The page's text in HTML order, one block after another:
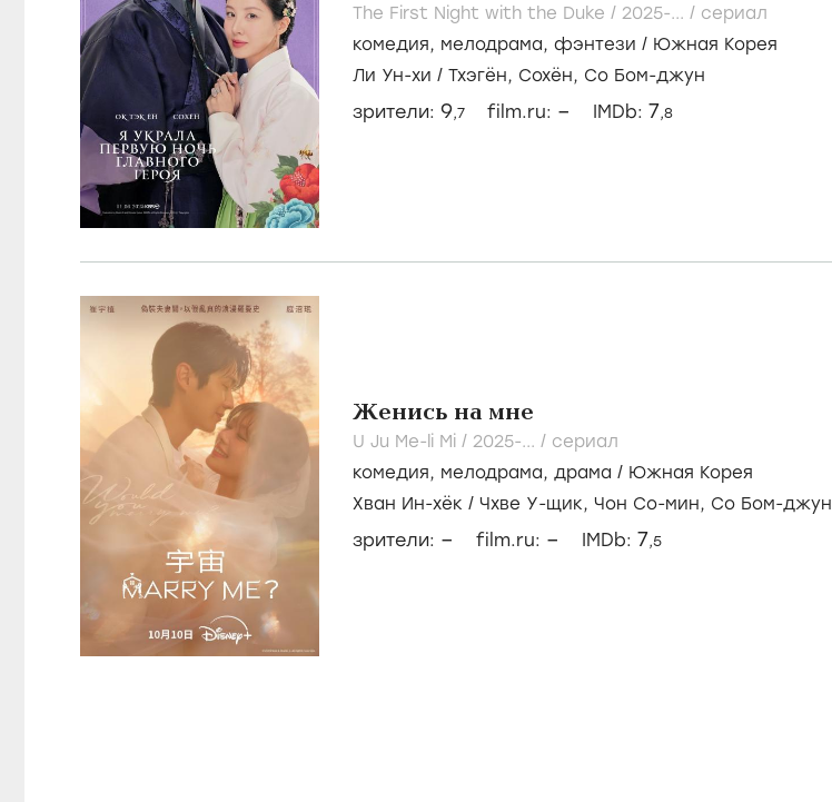
The First Night with the Duke / 2025-... / сериал
комедия, мелодрама, фэнтези / Южная Корея
Ли Ун-хи / Тхэгён, Сохён, Со Бом-джун
зрители: 9,7 film.ru: – IMDb: 7,8
Женись на мне
U Ju Me-li Mi / 2025-... / сериал
комедия, мелодрама, драма / Южная Корея
Хван Ин-хёк / Чхве У-щик, Чон Со-мин, Со Бом-джун
зрители: – film.ru: – IMDb: 7,5